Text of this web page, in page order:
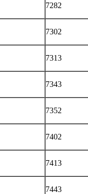
7282
7302
7313
7343
7352
7402
7413
7443